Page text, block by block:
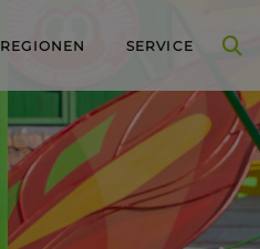
REGIONEN SERVICE